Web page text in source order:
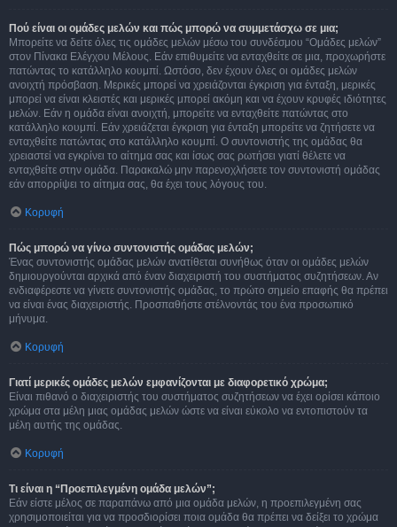
Πού είναι οι ομάδες μελών και πώς μπορώ να συμμετάσχω σε μια;
Μπορείτε να δείτε όλες τις ομάδες μελών μέσω του συνδέσμου “Ομάδες μελών”
στον Πίνακα Ελέγχου Μέλους. Εάν επιθυμείτε να ενταχθείτε σε μια, προχωρήστε
πατώντας το κατάλληλο κουμπί. Ωστόσο, δεν έχουν όλες οι ομάδες μελών
ανοιχτή πρόσβαση. Μερικές μπορεί να χρειάζονται έγκριση για ένταξη, μερικές
μπορεί να είναι κλειστές και μερικές μπορεί ακόμη και να έχουν κρυφές ιδιότητες
μελών. Εάν η ομάδα είναι ανοιχτή, μπορείτε να ενταχθείτε πατώντας στο
κατάλληλο κουμπί. Εάν χρειάζεται έγκριση για ένταξη μπορείτε να ζητήσετε να
ενταχθείτε πατώντας στο κατάλληλο κουμπί. Ο συντονιστής της ομάδας θα
χρειαστεί να εγκρίνει το αίτημα σας και ίσως σας ρωτήσει γιατί θέλετε να
ενταχθείτε στην ομάδα. Παρακαλώ μην παρενοχλήσετε τον συντονιστή ομάδας
εάν απορρίψει το αίτημα σας, θα έχει τους λόγους του.
Κορυφή
Πώς μπορώ να γίνω συντονιστής ομάδας μελών;
Ένας συντονιστής ομάδας μελών ανατίθεται συνήθως όταν οι ομάδες μελών
δημιουργούνται αρχικά από έναν διαχειριστή του συστήματος συζητήσεων. Αν
ενδιαφέρεστε να γίνετε συντονιστής ομάδας, το πρώτο σημείο επαφής θα πρέπει
να είναι ένας διαχειριστής. Προσπαθήστε στέλνοντάς του ένα προσωπικό
μήνυμα.
Κορυφή
Γιατί μερικές ομάδες μελών εμφανίζονται με διαφορετικό χρώμα;
Είναι πιθανό ο διαχειριστής του συστήματος συζητήσεων να έχει ορίσει κάποιο
χρώμα στα μέλη μιας ομάδας μελών ώστε να είναι εύκολο να εντοπιστούν τα
μέλη αυτής της ομάδας.
Κορυφή
Τι είναι η “Προεπιλεγμένη ομάδα μελών”;
Εάν είστε μέλος σε παραπάνω από μια ομάδα μελών, η προεπιλεγμένη σας
χρησιμοποιείται για να προσδιορίσει ποια ομάδα θα πρέπει να δείξει το χρώμα